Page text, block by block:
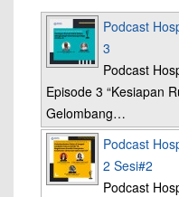
Podcast
3
Podcast
Episode 3 “Kesiapan
Gelombang…
Podcast
2 Sesi#2
Podcast